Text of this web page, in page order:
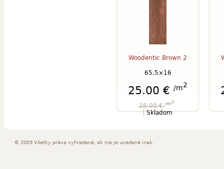
Woodentic Brown 2
65.5×16
25.00 € /m2
28.00 €/m2
Skladom
© 2009 Všetky práva vyhradené, ak nie je uvedené inak.